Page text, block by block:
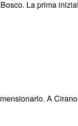
La prima
A